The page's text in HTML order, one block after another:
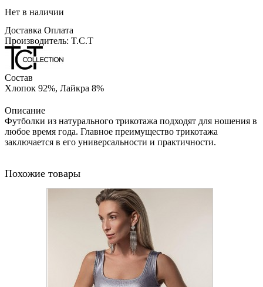
Нет в наличии
Доставка Оплата
Производитель: T.C.T
Состав
Хлопок 92%, Лайкра 8%
Описание
Футболки из натурального трикотажа подходят для ношения в
любое время года. Главное преимущество трикотажа
заключается в его универсальности и практичности.
Похожие товары